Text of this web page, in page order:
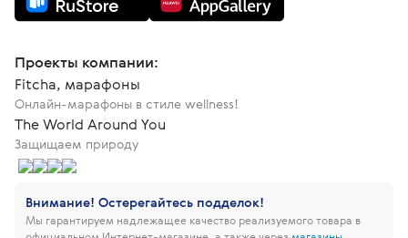
Проекты компании:
Fitcha, марафоны
Онлайн-марафоны в стиле wellness!
The World Around You
Защищаем природу
Внимание! Остерегайтесь подделок!
Мы гарантируем надлежащее качество реализуемого товара в